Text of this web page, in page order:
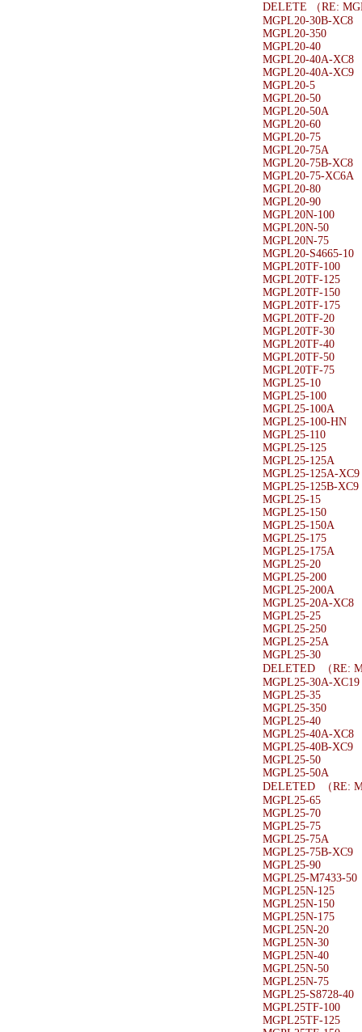
DELETE （RE:
MGPL20-30B-XC8
MGPL20-350
MGPL20-40
MGPL20-40A-XC8
MGPL20-40A-XC9
MGPL20-5
MGPL20-50
MGPL20-50A
MGPL20-60
MGPL20-75
MGPL20-75A
MGPL20-75B-XC8
MGPL20-75-XC6A
MGPL20-80
MGPL20-90
MGPL20N-100
MGPL20N-50
MGPL20N-75
MGPL20-S4665-10
MGPL20TF-100
MGPL20TF-125
MGPL20TF-150
MGPL20TF-175
MGPL20TF-20
MGPL20TF-30
MGPL20TF-40
MGPL20TF-50
MGPL20TF-75
MGPL25-10
MGPL25-100
MGPL25-100A
MGPL25-100-HN
MGPL25-110
MGPL25-125
MGPL25-125A
MGPL25-125A-XC9
MGPL25-125B-XC9
MGPL25-15
MGPL25-150
MGPL25-150A
MGPL25-175
MGPL25-175A
MGPL25-20
MGPL25-200
MGPL25-200A
MGPL25-20A-XC8
MGPL25-25
MGPL25-250
MGPL25-25A
MGPL25-30
DELETED （RE:
MGPL25-30A-XC19
MGPL25-35
MGPL25-350
MGPL25-40
MGPL25-40A-XC8
MGPL25-40B-XC9
MGPL25-50
MGPL25-50A
DELETED （RE:
MGPL25-65
MGPL25-70
MGPL25-75
MGPL25-75A
MGPL25-75B-XC9
MGPL25-90
MGPL25-M7433-50
MGPL25N-125
MGPL25N-150
MGPL25N-175
MGPL25N-20
MGPL25N-30
MGPL25N-40
MGPL25N-50
MGPL25N-75
MGPL25-S8728-40
MGPL25TF-100
MGPL25TF-125